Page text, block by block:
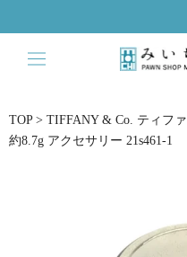
キ
て
コ
TOP > TIFFANY & Co. ティフ
約8.7g アクセサリー 21s461-1